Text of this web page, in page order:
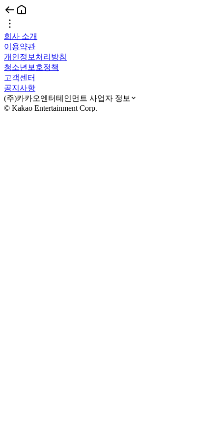
회사 소개
이용약관
개인정보처리방침
청소년보호정책
고객센터
공지사항
(주)카카오엔터테인먼트 사업자 정보
© Kakao Entertainment Corp.